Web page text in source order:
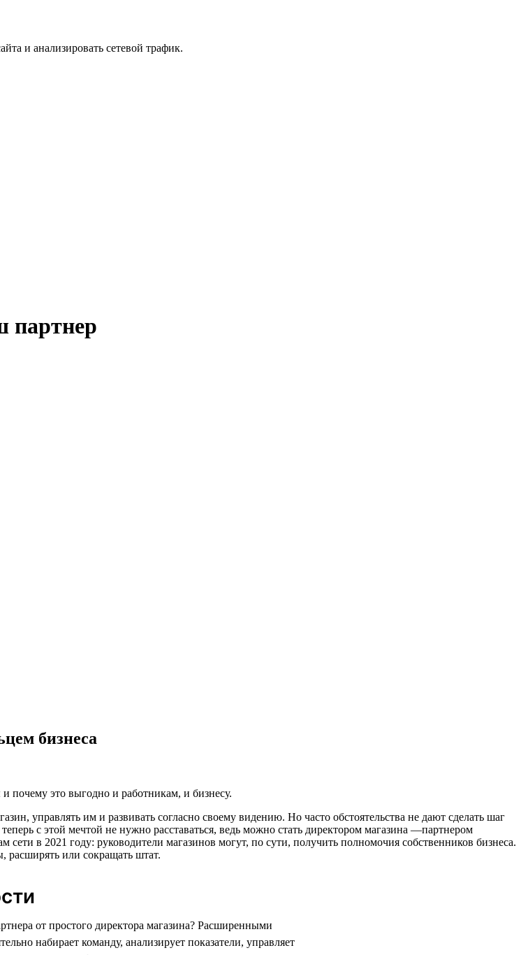
и анализировать сетевой трафик.
партнер
бизнеса
почему это выгодно и работникам, и бизнесу.
управлять им и развивать согласно своему видению. Но часто обстоятельства не дают сделать шаг
с этой мечтой не нужно расставаться, ведь можно стать директором магазина —партнером
в 2021 году: руководители магазинов могут, по сути, получить полномочия собственников бизнеса.
расширять или сокращать штат.
от простого директора магазина? Расширенными
набирает команду, анализирует показатели, управляет